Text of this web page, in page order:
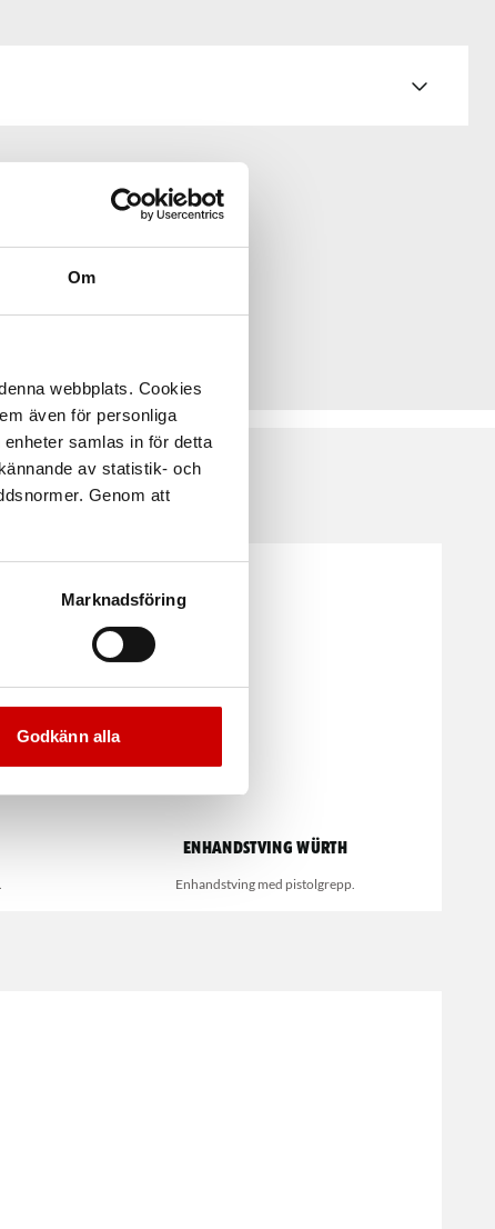
Om
webbplats. Cookies
även för personliga
samlas in för detta
av statistik- och
Genom att
Marknadsföring
Godkänn alla
Enhandstving Würth
Enhandstving med pistolgrepp.